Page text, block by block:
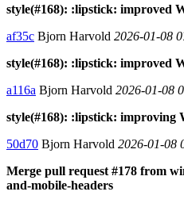
style(#168): :lipstick: improved
af35c Bjorn Harvold 2026-01-08
style(#168): :lipstick: improved
a116a Bjorn Harvold 2026-01-08
style(#168): :lipstick: improving
50d70 Bjorn Harvold 2026-01-08
Merge pull request #178 from
and-mobile-headers